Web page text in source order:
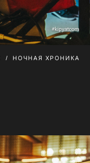
НОЧНАЯ ХРОНИКА